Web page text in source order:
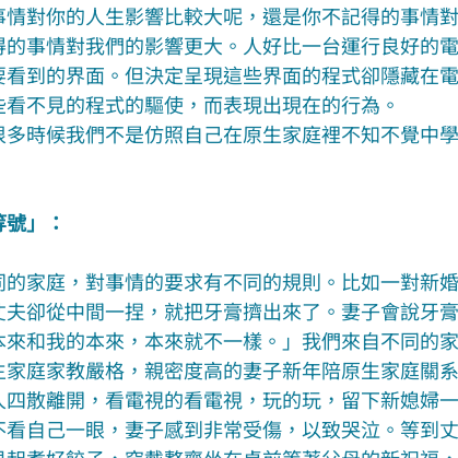
對你的人生影響比較大呢，還是你不記得的事情
事情對我們的影響更大。人好比一台運行良好的
到的界面。但決定呈現這些界面的程式卻隱藏在
不見的程式的驅使，而表現出現在的行為。
時候我們不是仿照自己在原生家庭裡不知不覺中
」：
家庭，對事情的要求有不同的規則。比如一對新
卻從中間一捏，就把牙膏擠出來了。妻子會說牙
和我的本來，本來就不一樣。」我們來自不同的
庭家教嚴格，親密度高的妻子新年陪原生家庭關
散離開，看電視的看電視，玩的玩，留下新媳婦
自己一眼，妻子感到非常受傷，以致哭泣。等到